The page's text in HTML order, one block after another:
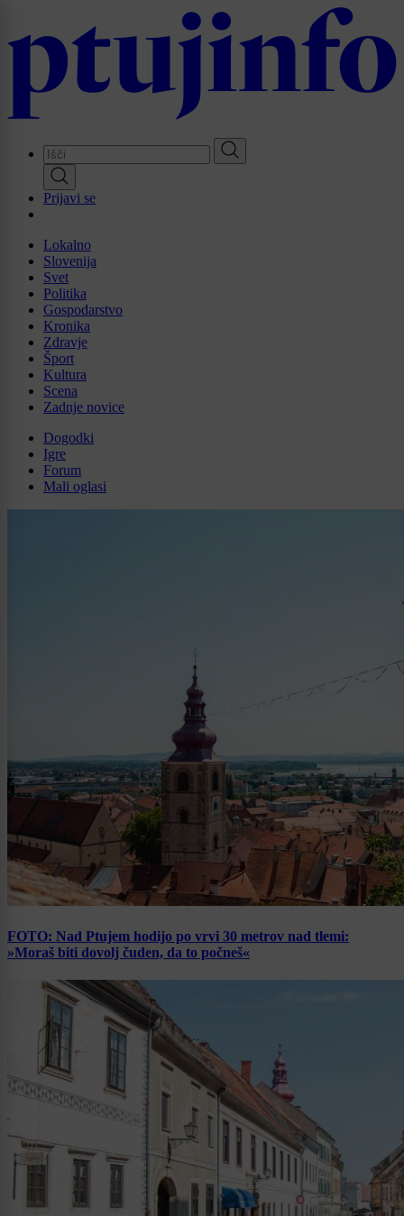
main
Prijavi se
Lokalno
Slovenija
Svet
Politika
Gospodarstvo
Kronika
Zdravje
Šport
Kultura
Scena
Zadnje novice
Dogodki
Igre
Forum
Mali oglasi
FOTO: Nad Ptujem hodijo po vrvi 30 metrov nad tlemi:
»Moraš biti dovolj čuden, da to počneš«